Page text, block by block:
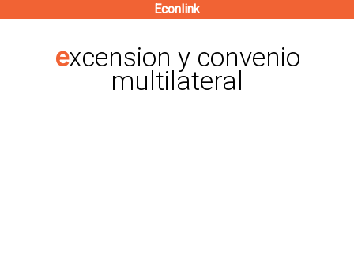
contenido
principal
Econlink
excension y convenio
multilateral